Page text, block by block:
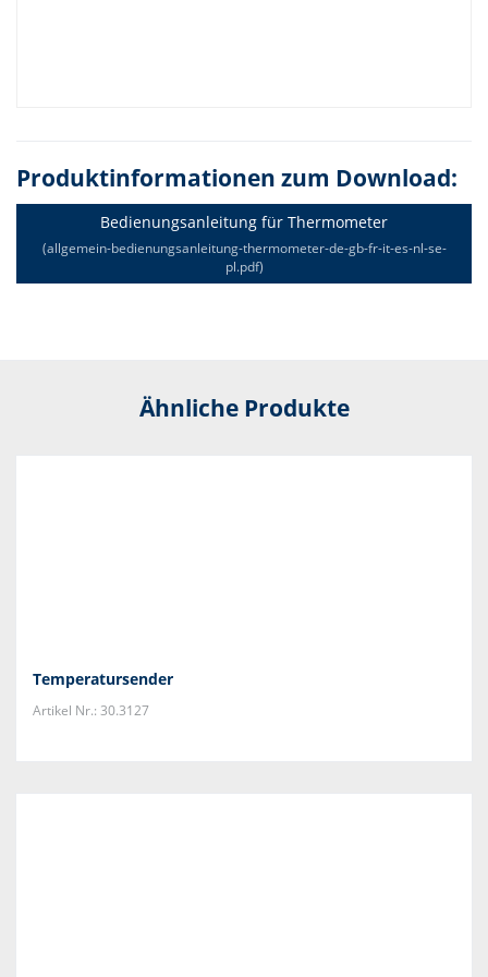
Produktinformationen zum Download:
Bedienungsanleitung für Thermometer
(allgemein-bedienungsanleitung-thermometer-de-gb-fr-it-es-nl-se-
pl.pdf)
Ähnliche Produkte
Temperatursender
Artikel Nr.: 30.3127